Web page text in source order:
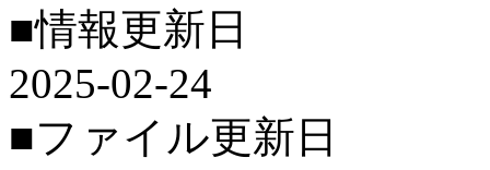
■情報更新日
2025-02-24
■ファイル更新日